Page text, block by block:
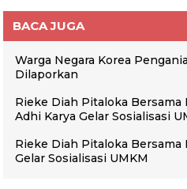
BACA JUGA
Warga Negara Korea
Dilaporkan
Rieke Diah Pitaloka Bersama
Adhi Karya Gelar Sosialisasi
Rieke Diah Pitaloka Bersama
Gelar Sosialisasi UMKM